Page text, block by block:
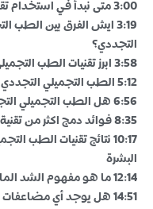
3:00 متى نبدأ في استخدام تقنيات الطب التجميلي التجددي ؟
3:19 ايش الفرق بين الطب
التجددي؟
3:58 ابرز تقنيات الطب التجميلي التجددي
5:12 الطب التجميلي التجددي في العمر ٤٠ سنه
6:56 هل الطب التجميلي التجددي له مضاعفات على البشرة ؟
8:35 فوائد دمج اكثر من تقنية تجميلية
10:17 نتائج تقنيات الطب
البشرة
12:14 ما هو مفهوم الشد المائي للوجه؟
14:51 هل يوجد أي مضاعفات او مخاوف من تقنية الشد المائي للوجه